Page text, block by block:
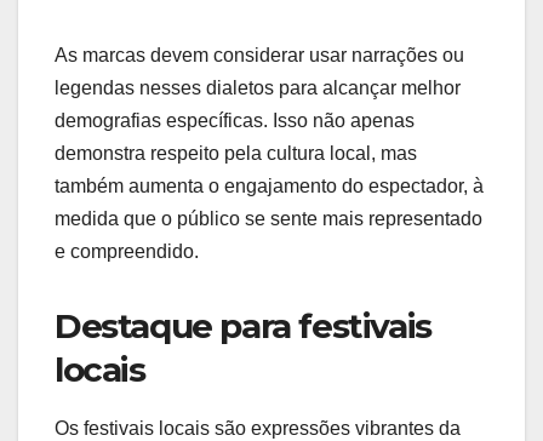
As marcas devem considerar usar narrações ou
legendas nesses dialetos para alcançar melhor
demografias específicas. Isso não apenas
demonstra respeito pela cultura local, mas
também aumenta o engajamento do espectador, à
medida que o público se sente mais representado
e compreendido.
Destaque para festivais
locais
Os festivais locais são expressões vibrantes da